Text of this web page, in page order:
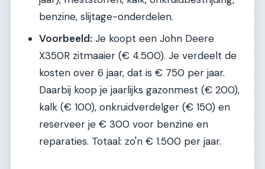
benzine, slijtage-onderdelen.
Voorbeeld: Je koopt een John Deere
X350R zitmaaier (€ 4.500). Je verdeelt de
kosten over 6 jaar, dat is € 750 per jaar.
Daarbij koop je jaarlijks gazonmest (€ 200),
kalk (€ 100), onkruidverdelger (€ 150) en
reserveer je € 300 voor benzine en
reparaties. Totaal: zo'n € 1.500 per jaar.